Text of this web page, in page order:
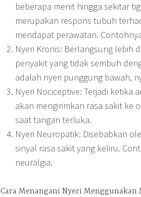
beberapa menit hingga sekitar
merupakan respons tubuh
mendapat perawatan.
Nyeri Kronis: Berlangsung lebih
penyakit yang tidak sembuh
adalah nyeri punggung bawah,
Nyeri Nociceptive: Terjadi ketika
akan mengirimkan rasa sakit ke
saat tangan terluka.
Nyeri Neuropatik: Disebabkan
sinyal rasa sakit yang keliru.
neuralgia.
Cara Menangani Nyeri